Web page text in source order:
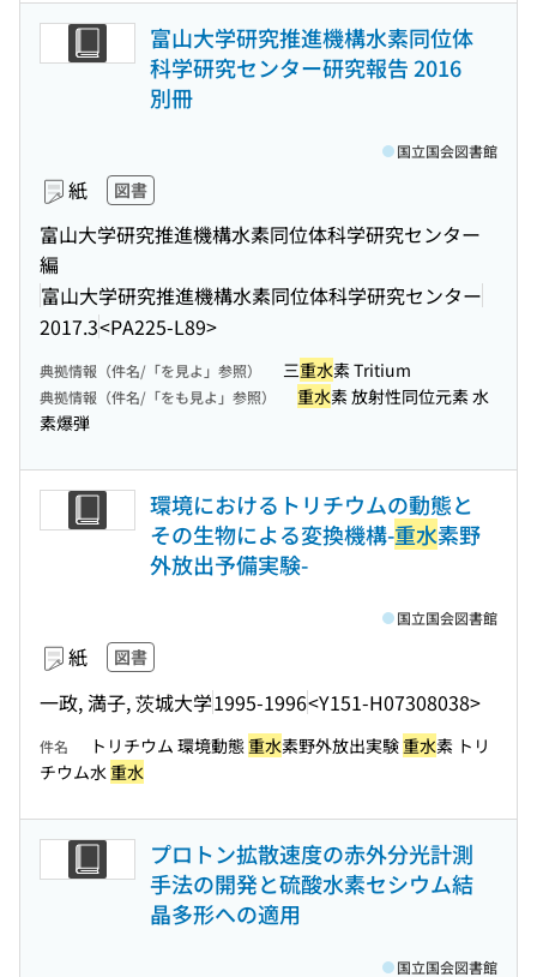
富山大学研究推進機構水素同位体
科学研究センター研究報告 2016
別冊
紙 図書
富山大学研究推進機構水素同位体科学研究センター
編
富山大学研究推進機構水素同位体科学研究センター
2017.3<PA225-L89>
国立国会図書館
典拠情報（件名/「を見よ」参照） 三重水素 Tritium
典拠情報（件名/「をも見よ」参照） 重水素 放射性同位元素 水
素爆弾
環境におけるトリチウムの動態と
その生物による変換機構-重水素野
外放出予備実験-
紙 図書
一政, 満子, 茨城大学1995-1996<Y151-H07308038>
国立国会図書館
件名 トリチウム 環境動態 重水素野外放出実験重水素 トリ
チウム水重水
プロトン拡散速度の赤外分光計測
手法の開発と硫酸水素セシウム結
晶多形への適用
国立国会図書館